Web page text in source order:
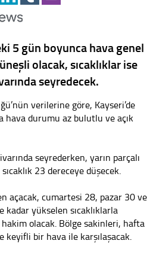
5 gün boyunca hava genel
olacak, sıcaklıklar ise
seyredecek.
verilerine göre, Kayseri’de
hava durumu az bulutlu ve açık
seyrederken, yarın parçalı
23 dereceye düşecek.
açacak, cumartesi 28, pazar 30 ve
yükselen sıcaklıklarla
hakim olacak. Bölge sakinleri, hafta
keyifli bir hava ile karşılaşacak.